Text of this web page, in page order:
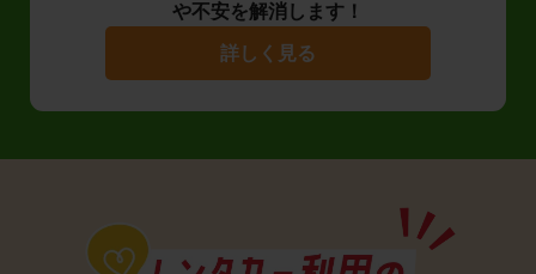
や不安を解消します！
詳しく見る